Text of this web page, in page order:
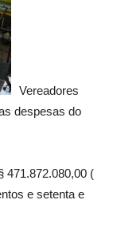
Vereadores
despesas do
471.872.080,00 (
e setenta e